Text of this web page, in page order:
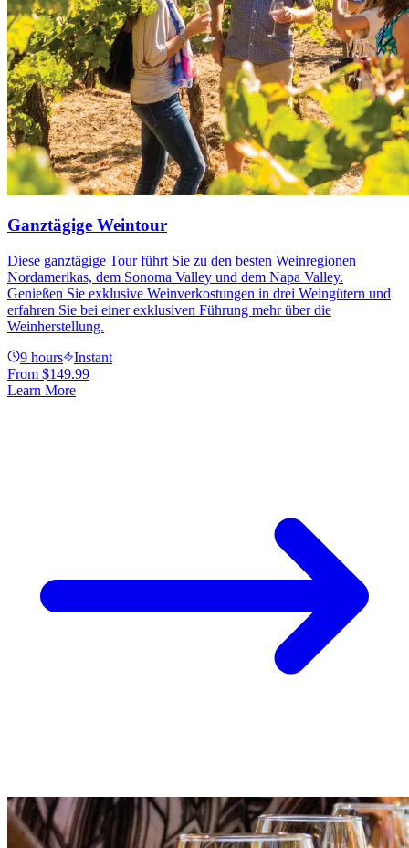
Ganztägige Weintour
Diese ganztägige Tour führt Sie zu den besten Weinregionen
Nordamerikas, dem Sonoma Valley und dem Napa Valley.
Genießen Sie exklusive Weinverkostungen in drei Weingütern und
erfahren Sie bei einer exklusiven Führung mehr über die
Weinherstellung.
9 hours
Instant
From $149.99
Learn More